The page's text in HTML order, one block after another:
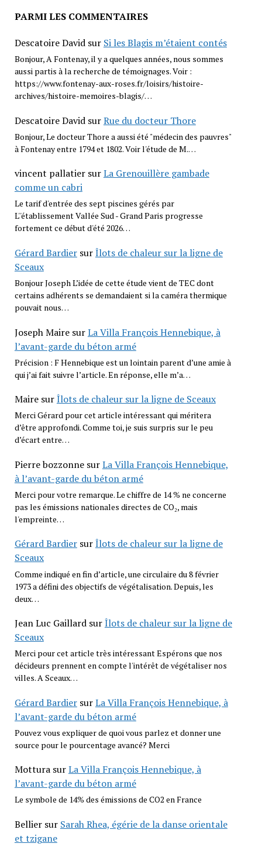
PARMI LES COMMENTAIRES
Descatoire Davidsur Si les Blagis m’étaient contés
Bonjour, A Fontenay, il y a quelques années, nous sommes
aussi partis à la recherche de témoignages. Voir :
https://www.fontenay-aux-roses.fr/loisirs/histoire-
archives/histoire-memoires-blagis/…
Descatoire DavidsurRue du docteur Thore
Bonjour, Le docteur Thore a aussi été "médecin des pauvres"
à Fontenay entre 1794 et 1802. Voir l'étude de M.…
vincent pallatiersurLa Grenouillère gambade
comme un cabri
Le tarif d'entrée des sept piscines gérés par
L''établissement Vallée Sud - Grand Paris progresse
fortement ce début d'été 2026…
Gérard BardiersurÎlots de chaleur sur la ligne de
Sceaux
Bonjour Joseph L’idée de cette étude vient de TEC dont
certains adhérents se demandaient si la caméra thermique
pouvait nous…
Joseph MairesurLa Villa François Hennebique, à
l’avant-garde du béton armé
Précision : F Hennebique est un lointain parent d’une amie à
qui j’ai fait suivre l’article. En réponse, elle m’a…
MairesurÎlots de chaleur sur la ligne de Sceaux
Merci Gérard pour cet article intéressant qui méritera
d’être approfondi. Comme toi, je suis surpris sur le peu
d’écart entre…
Pierre bozzonnesurLa Villa François Hennebique,
à l’avant-garde du béton armé
Merci pour votre remarque. Le chiffre de 14 % ne concerne
pas les émissions nationales directes de CO₂, mais
l'empreinte…
Gérard BardiersurÎlots de chaleur sur la ligne de
Sceaux
Comme indiqué en fin d’article, une circulaire du 8 février
1973 a défini des objectifs de végétalisation. Depuis, les
deux…
Jean Luc GaillardsurÎlots de chaleur sur la ligne de
Sceaux
Merci pour cet article très intéressant Espérons que nos
décideurs prennent en compte l'intérêt de végétaliser nos
villes. A Sceaux…
Gérard BardiersurLa Villa François Hennebique, à
l’avant-garde du béton armé
Pouvez vous expliquer de quoi vous parlez et donner une
source pour le pourcentage avancé? Merci
MotturasurLa Villa François Hennebique, à
l’avant-garde du béton armé
Le symbole de 14% des émissions de CO2 en France
Belliersur Sarah Rhea, égérie de la danse orientale
et tzigane